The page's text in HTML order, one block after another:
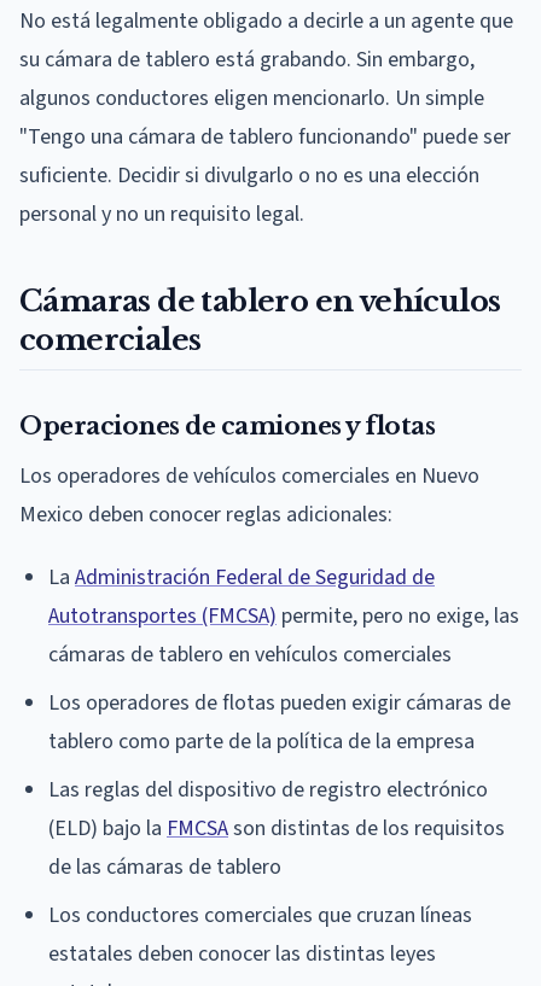
No está legalmente obligado a decirle a un agente que
su cámara de tablero está grabando. Sin embargo,
algunos conductores eligen mencionarlo. Un simple
"Tengo una cámara de tablero funcionando" puede ser
suficiente. Decidir si divulgarlo o no es una elección
personal y no un requisito legal.
Cámaras de tablero en vehículos
comerciales
Operaciones de camiones y flotas
Los operadores de vehículos comerciales en Nuevo
Mexico deben conocer reglas adicionales:
La Administración Federal de Seguridad de
Autotransportes (FMCSA) permite, pero no exige, las
cámaras de tablero en vehículos comerciales
Los operadores de flotas pueden exigir cámaras de
tablero como parte de la política de la empresa
Las reglas del dispositivo de registro electrónico
(ELD) bajo la FMCSAson distintas de los requisitos
de las cámaras de tablero
Los conductores comerciales que cruzan líneas
estatales deben conocer las distintas leyes